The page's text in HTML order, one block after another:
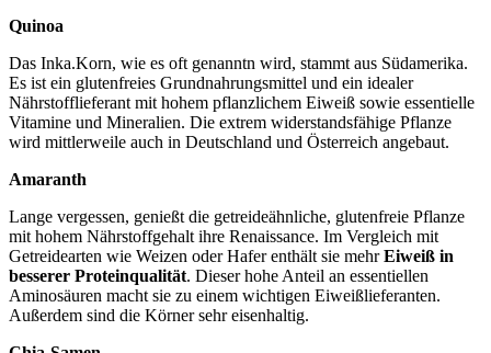
Quinoa
Das Inka.Korn, wie es oft genanntn wird, stammt aus Südamerika.
Es ist ein glutenfreies Grundnahrungsmittel und ein idealer
Nährstofflieferant mit hohem pflanzlichem Eiweiß sowie essentielle
Vitamine und Mineralien. Die extrem widerstandsfähige Pflanze
wird mittlerweile auch in Deutschland und Österreich angebaut.
Amaranth
Lange vergessen, genießt die getreideähnliche, glutenfreie Pflanze
mit hohem Nährstoffgehalt ihre Renaissance. Im Vergleich mit
Getreidearten wie Weizen oder Hafer enthält sie mehrEiweiß in
besserer Proteinqualität. Dieser hohe Anteil an essentiellen
Aminosäuren macht sie zu einem wichtigen Eiweißlieferanten.
Außerdem sind die Körner sehr eisenhaltig.